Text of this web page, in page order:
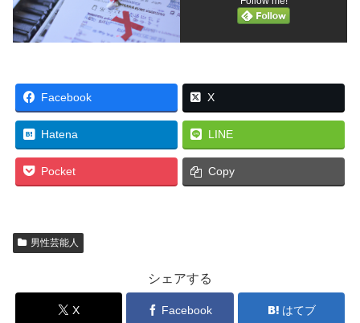
Facebook X
Hatena LINE
Pocket Copy
男性芸能人
シェアする
X Facebook はてブ